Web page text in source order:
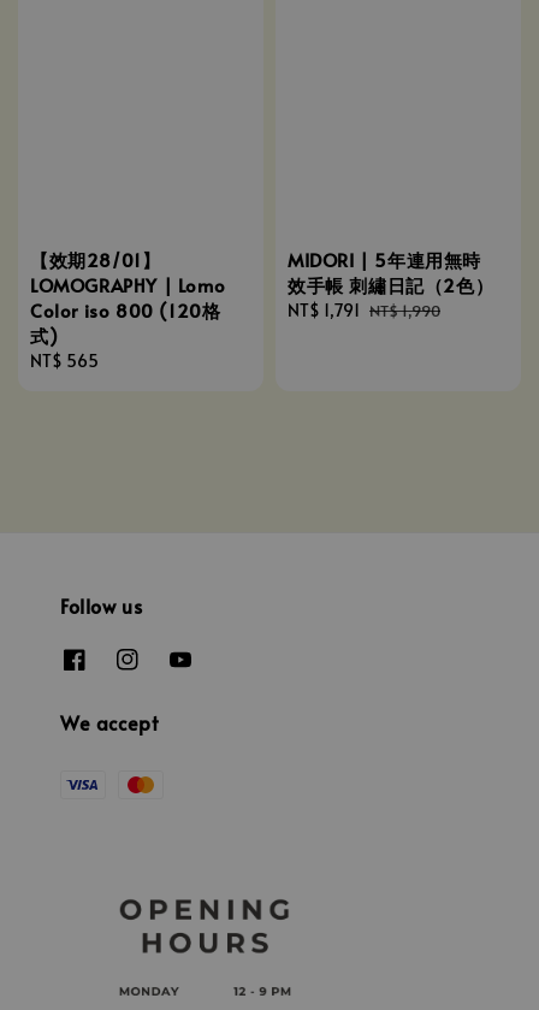
【效期28/01】
LOMOGRAPHY | Lomo
Color iso 800 (120格
式)
Regular
NT$ 565
MIDORI | 5年連用無時
效手帳 刺繡日記（2色）
Sale
NT$ 1,791 Regular
NT$ 1,990
Follow us
We accept